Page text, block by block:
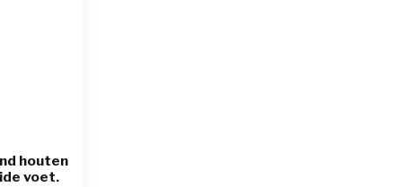
houten
voet.